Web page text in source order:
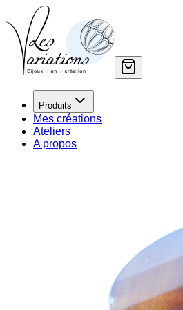
Produits
Mes créations
Ateliers
A propos